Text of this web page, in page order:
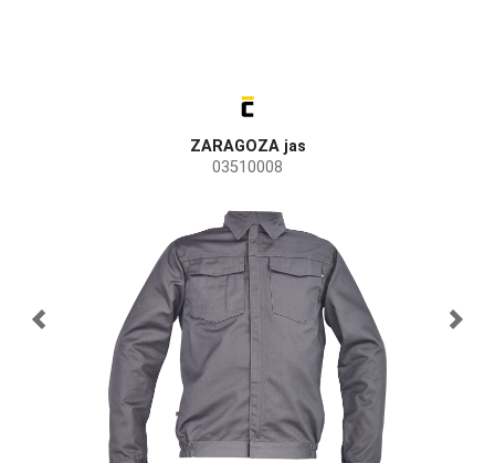
ZARAGOZA jas
03510008